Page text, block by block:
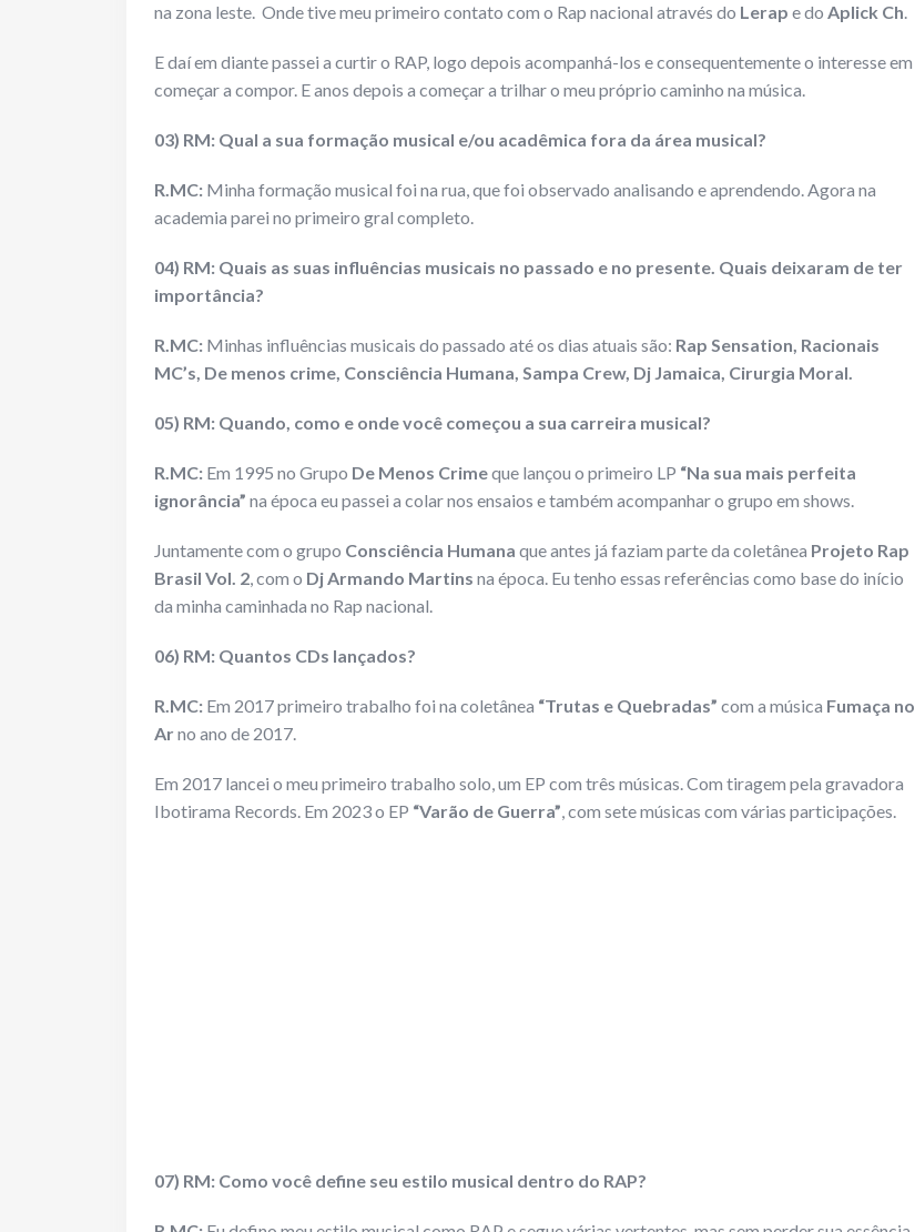
na zona leste. Onde tive meu primeiro contato com o Rap nacional através do Lerap e do Aplick Ch.
E daí em diante passei a curtir o RAP, logo depois acompanhá-los e consequentemente o interesse em
começar a compor. E anos depois a começar a trilhar o meu próprio caminho na música.
03) RM: Qual a sua formação musical e/ou acadêmica fora da área musical?
R.MC: Minha formação musical foi na rua, que foi observado analisando e aprendendo. Agora na
academia parei no primeiro gral completo.
04) RM: Quais as suas influências musicais no passado e no presente. Quais deixaram de ter
importância?
R.MC: Minhas influências musicais do passado até os dias atuais são: Rap Sensation, Racionais
MC’s, De menos crime, Consciência Humana, Sampa Crew, Dj Jamaica, Cirurgia Moral.
05) RM: Quando, como e onde você começou a sua carreira musical?
R.MC: Em 1995 no Grupo De Menos Crimeque lançou o primeiro LP “Na sua mais perfeita
ignorância” na época eu passei a colar nos ensaios e também acompanhar o grupo em shows.
Juntamente com o grupo Consciência Humana que antes já faziam parte da coletânea Projeto Rap
Brasil Vol. 2, com o Dj Armando Martins na época. Eu tenho essas referências como base do início
da minha caminhada no Rap nacional.
06) RM: Quantos CDs lançados?
R.MC: Em 2017 primeiro trabalho foi na coletânea “Trutas e Quebradas” com a música Fumaça no
Arno ano de 2017.
Em 2017 lancei o meu primeiro trabalho solo, um EP com três músicas. Com tiragem pela gravadora
Ibotirama Records. Em 2023 o EP “Varão de Guerra”, com sete músicas com várias participações.
07) RM: Como você define seu estilo musical dentro do RAP?